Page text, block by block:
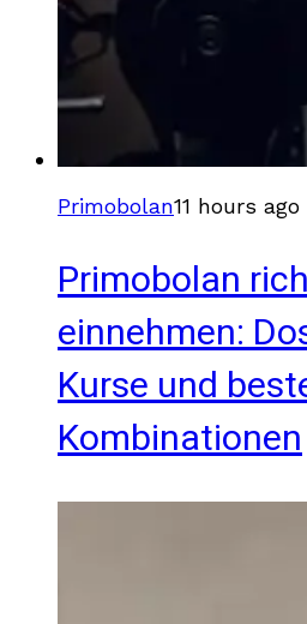
Primobolan11 hours ago
Primobolan
einnehmen:
Kurse und
Kombinationen